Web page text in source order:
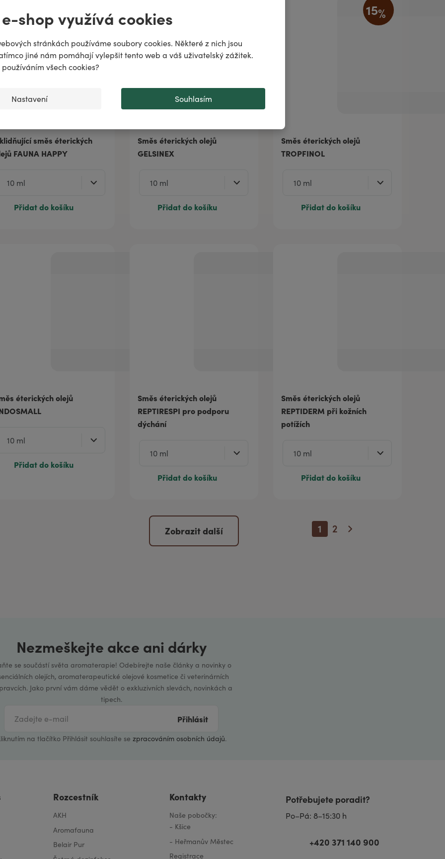
shop využívá cookies
stránkách používáme soubory cookies. Některé z nich jsou
jiné nám pomáhají vylepšit tento web a váš uživatelský zážitek.
používáním všech cookies?
Nastavení Souhlasím
směs éterických
FAUNA HAPPY
Přidat do košíku
Směs éterických olejů
GELSINEX
Přidat do košíku
15%
Směs éterických olejů
TROPFINOL
Přidat do košíku
éterických olejů
Přidat do košíku
Směs éterických olejů
REPTIRESPI pro podporu
dýchání
Přidat do košíku
Směs éterických olejů
REPTIDERM při kožních
potížích
Přidat do košíku
Zobrazit další 1 2
Nezmeškejte akce ani dárky
se součástí světa aromaterapie! Odebírejte naše články a novinky o
olejích, aromaterapeutické olejové kosmetice či veterinárních
Jako první vám dáme vědět o exkluzivních slevách, novinkách a
tipech.
Přihlásit
na tlačítko Přihlásit souhlasíte se zpracováním osobních údajů.
Rozcestník
AKH
Aromafauna
Belair Pur
Kontakty
Naše pobočky:
- Kšice
- Heřmanův Městec
Registrace
Potřebujete poradit?
Po–Pá: 8–15:30 h
+420 371 140 900
♌️✨